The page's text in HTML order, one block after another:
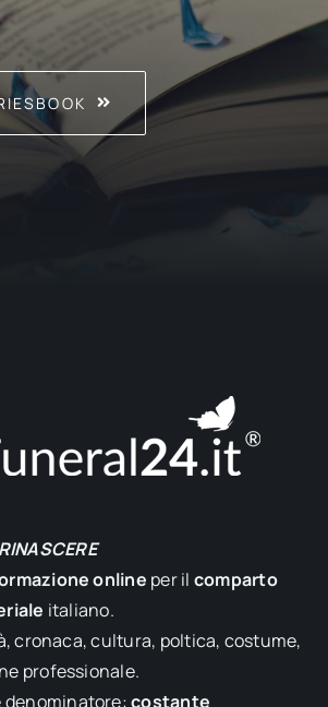
online per il comparto
italiano.
cronaca, cultura, poltica, costume,
professionale.
denominatore:costante